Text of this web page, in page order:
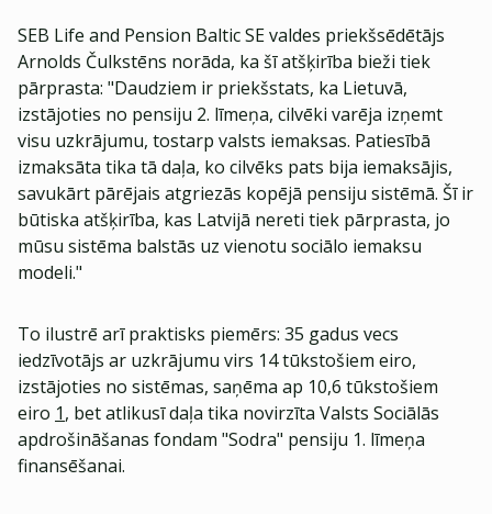
SEB Life and Pension Baltic SE valdes priekšsēdētājs
Arnolds Čulkstēns norāda, ka šī atšķirība bieži tiek
pārprasta: "Daudziem ir priekšstats, ka Lietuvā,
izstājoties no pensiju 2. līmeņa, cilvēki varēja izņemt
visu uzkrājumu, tostarp valsts iemaksas. Patiesībā
izmaksāta tika tā daļa, ko cilvēks pats bija iemaksājis,
savukārt pārējais atgriezās kopējā pensiju sistēmā. Šī ir
būtiska atšķirība, kas Latvijā nereti tiek pārprasta, jo
mūsu sistēma balstās uz vienotu sociālo iemaksu
modeli."
To ilustrē arī praktisks piemērs: 35 gadus vecs
iedzīvotājs ar uzkrājumu virs 14 tūkstošiem eiro,
izstājoties no sistēmas, saņēma ap 10,6 tūkstošiem
eiro 1, bet atlikusī daļa tika novirzīta Valsts Sociālās
apdrošināšanas fondam "Sodra" pensiju 1. līmeņa
finansēšanai.